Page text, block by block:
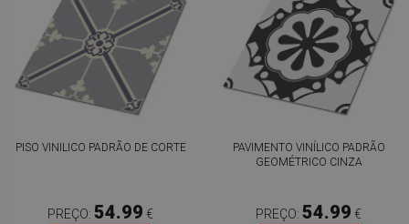
PISO VINILICO PADRÃO DE CORTE
PREÇO: 54.99 €
PAVIMENTO VINÍLICO PADRÃO
GEOMÉTRICO CINZA
PREÇO: 54.99 €